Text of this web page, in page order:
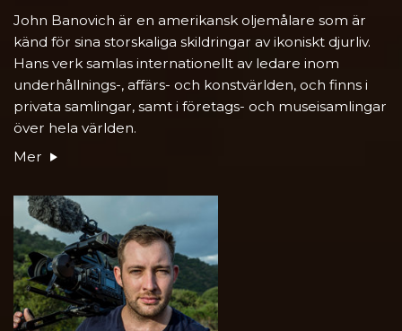
John Banovich är en amerikansk oljemålare som är
känd för sina storskaliga skildringar av ikoniskt djurliv.
Hans verk samlas internationellt av ledare inom
underhållnings-, affärs- och konstvärlden, och finns i
privata samlingar, samt i företags- och museisamlingar
över hela världen.
Mer